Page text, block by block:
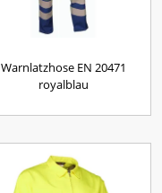
Warnlatzhose EN 20471
royalblau